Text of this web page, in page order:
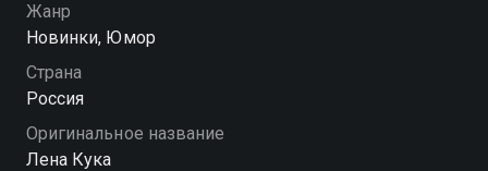
Жанр
Новинки, Юмор
Страна
Россия
Оригинальное название
Лена Кука